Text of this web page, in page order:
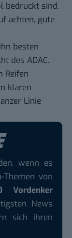
bedruckt sind.
achten, gute
besten
des ADAC.
Reifen
klaren
Linie
wenn es
Themen von
Vordenker
News
sich ihren